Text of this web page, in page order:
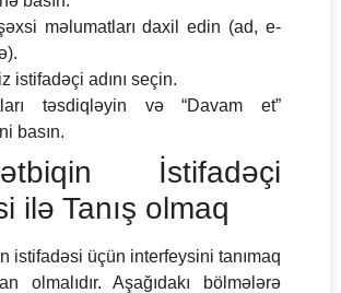
məlumatları daxil edin (ad, e-
istifadəçi adını seçin.
təsdiqləyin və “Davam et”
basın.
İstifadəçi
ilə Tanış olmaq
istifadəsi üçün interfeysini tanımaq
olmalıdır. Aşağıdakı bölmələrə